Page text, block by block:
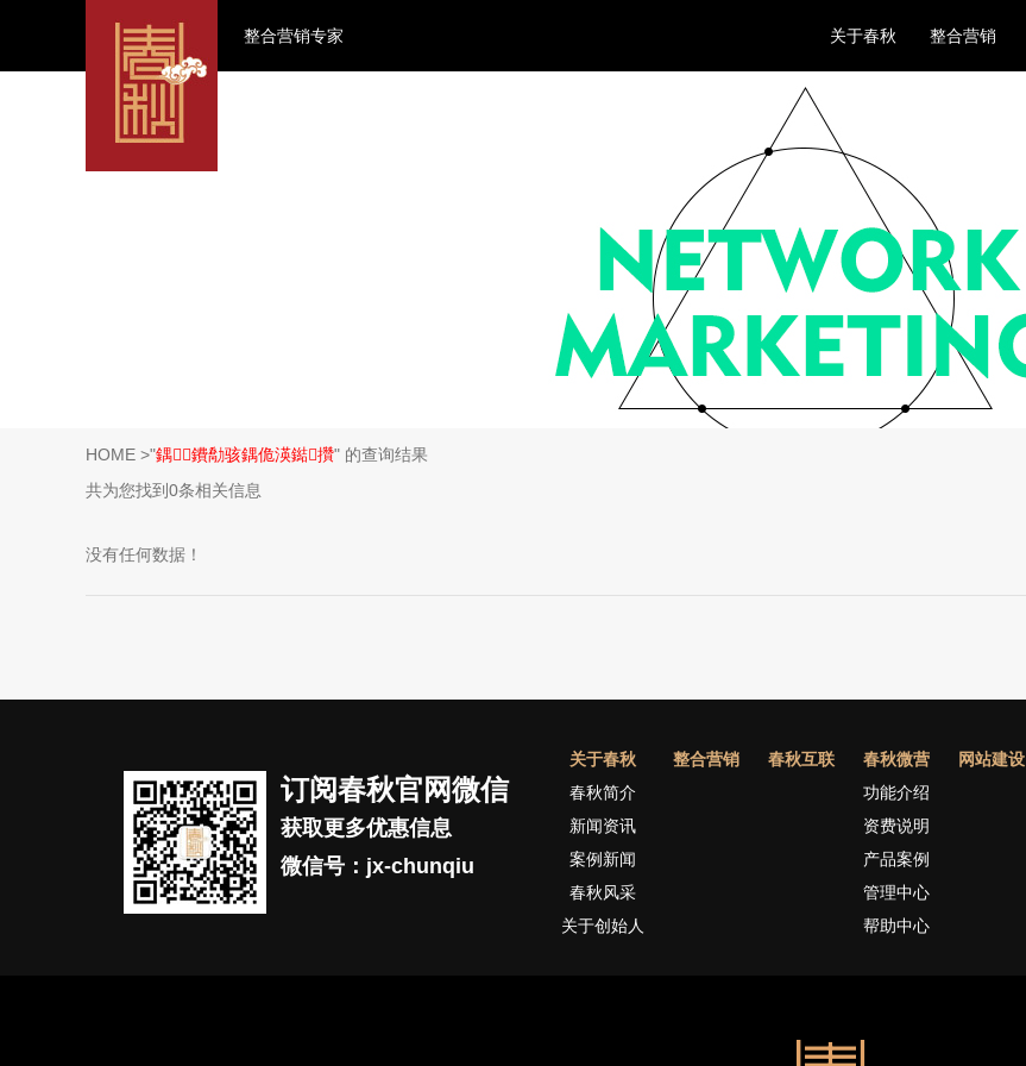
整合营销专家 整合营销
关于春秋
HOME >"鍝鐨勪骇鍝佹渶鐑攢" 的查询结果
共为您找到0条相关信息
没有任何数据！
订阅春秋官网微信
获取更多优惠信息
微信号：jx-chunqiu
关于春秋
春秋简介
新闻资讯
案例新闻
春秋风采
关于创始人
整合营销 春秋互联
春秋微营
功能介绍
资费说明
产品案例
管理中心
帮助中心
网站建设